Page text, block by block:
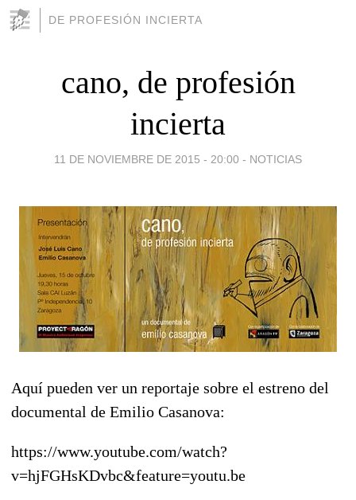
DE PROFESIÓN INCIERTA
cano, de profesión
incierta
11 DE NOVIEMBRE DE 2015 - 20:00 - NOTICIAS
Aquí pueden ver un reportaje sobre el estreno del
documental de Emilio Casanova:
https://www.youtube.com/watch?
v=hjFGHsKDvbc&feature=youtu.be